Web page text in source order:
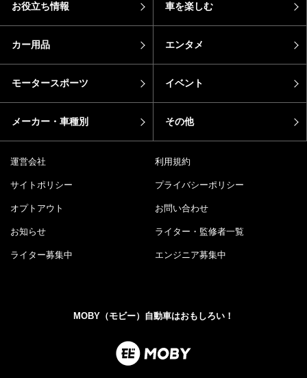
お役立ち情報 車を楽しむ
カー用品 エンタメ
モータースポーツ イベント
メーカー・車種別 その他
運営会社 利用規約
サイトポリシー プライバシーポリシー
オプトアウト お問い合わせ
お知らせ ライター・監修者一覧
ライター募集中 エンジニア募集中
MOBY（モビー）自動車はおもしろい！